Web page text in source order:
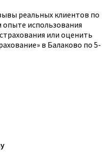
реальных клиентов по
использования
или оценить
в Балаково по 5-